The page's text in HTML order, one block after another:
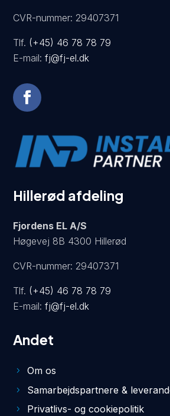
CVR-nummer: 29407371
Tlf. (+45) 46 78 78 79
E-mail:fj@fj-el.dk
Hillerød afdeling
Fjordens EL A/S
Høgevej 8B 4300 Hillerød
CVR-nummer: 29407371
Tlf. (+45) 46 78 78 79
E-mail:fj@fj-el.dk
Andet
Om os
Samarbejdspartnere &
Privatlivs- og cookiepolitik